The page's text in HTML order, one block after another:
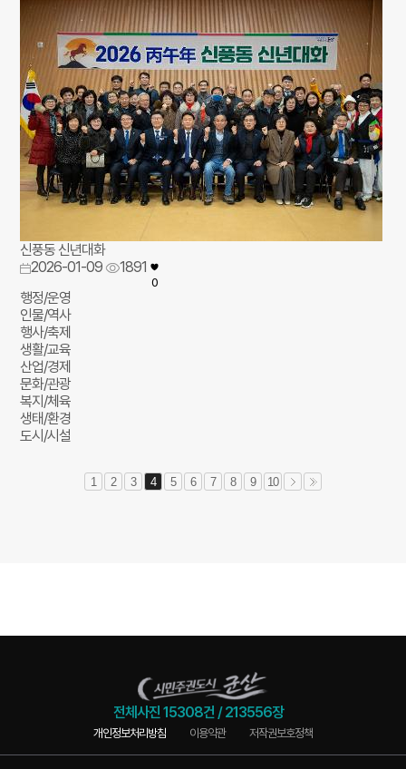
신풍동 신년대화
2026-01-09
1891
0
행정/운영
인물/역사
행사/축제
생활/교육
산업/경제
문화/관광
복지/체육
생태/환경
도시/시설
1 2 3 4 5 6 7 8 9 10
전체사진 15308건 /213556장
개인정보처리방침 이용약관 저작권보호정책